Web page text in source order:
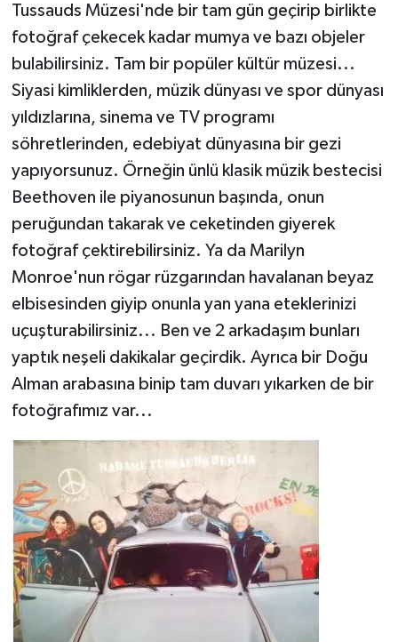
Tussauds Müzesi'nde bir tam gün geçirip birlikte
fotoğraf çekecek kadar mumya ve bazı objeler
bulabilirsiniz. Tam bir popüler kültür müzesi...
Siyasi kimliklerden, müzik dünyası ve spor dünyası
yıldızlarına, sinema ve TV programı
söhretlerinden, edebiyat dünyasına bir gezi
yapıyorsunuz. Örneğin ünlü klasik müzik bestecisi
Beethoven ile piyanosunun başında, onun
peruğundan takarak ve ceketinden giyerek
fotoğraf çektirebilirsiniz. Ya da Marilyn
Monroe'nun rögar rüzgarından havalanan beyaz
elbisesinden giyip onunla yan yana eteklerinizi
uçuşturabilirsiniz... Ben ve 2 arkadaşım bunları
yaptık neşeli dakikalar geçirdik. Ayrıca bir Doğu
Alman arabasına binip tam duvarı yıkarken de bir
fotoğrafımız var...